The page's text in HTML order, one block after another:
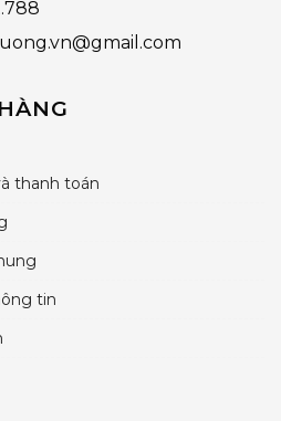
thanh toán
tin